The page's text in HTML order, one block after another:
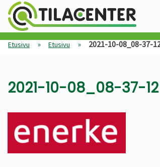
Etusivu » Etusivu » 2021-10-08_08-37-
2021-10-08_08-37-12